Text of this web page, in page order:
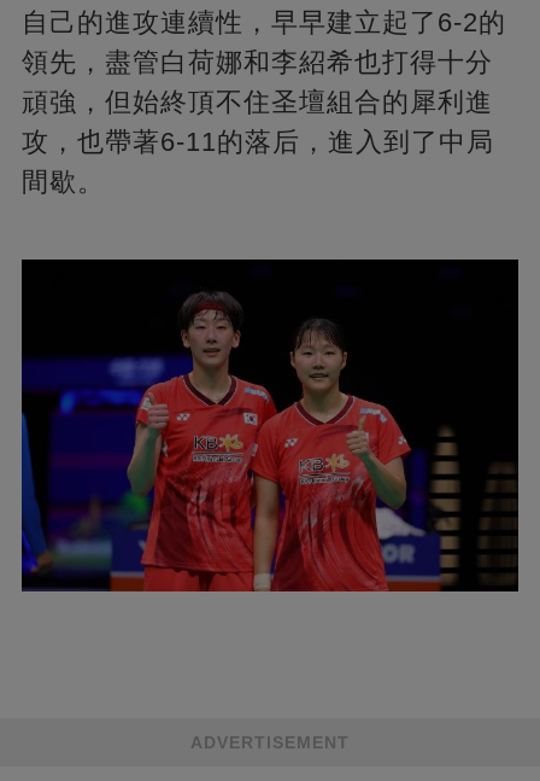
自己的進攻連續性，早早建立起了6-2的
領先，盡管白荷娜和李紹希也打得十分
頑強，但始終頂不住圣壇組合的犀利進
攻，也帶著6-11的落后，進入到了中局
間歇。
ADVERTISEMENT